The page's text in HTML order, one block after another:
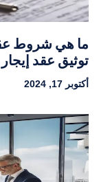
ما هي شروط
توثيق عقد إيجار
أكتوبر 17, 2024